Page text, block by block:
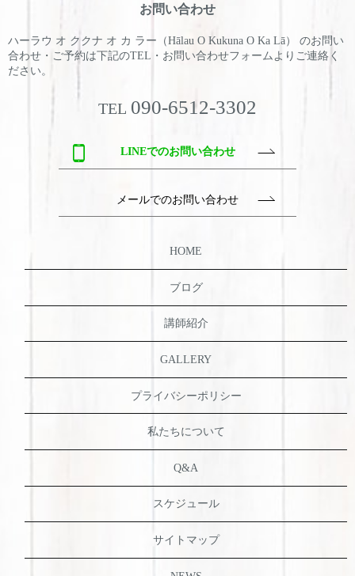
お問い合わせ
ハーラウ オ ククナ オ カ ラー（Hālau O Kukuna O Ka Lā） のお問い
合わせ・ご予約は下記のTEL・お問い合わせフォームよりご連絡く
ださい。
TEL 090-6512-3302
LINEでのお問い合わせ
メールでのお問い合わせ
HOME
ブログ
講師紹介
GALLERY
プライバシーポリシー
私たちについて
Q&A
スケジュール
サイトマップ